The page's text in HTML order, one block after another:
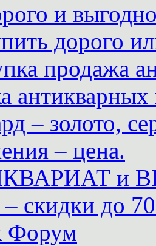
и
дорого
продажа
антикварных
– золото,
– цена.
и
скидки до
Форум